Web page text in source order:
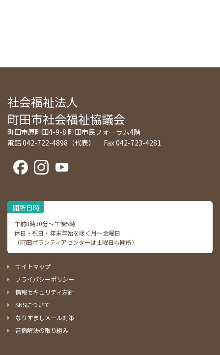
社会福祉法人
町田市社会福祉協議会
町田市原町田4-9-8 町田市民フォーラム4階
電話 042-722-4898（代表） Fax 042-723-4281
開所日時
午前8時30分～午後5時
休日・祝日・年末年始を除く月～金曜日
（町田ボランティアセンターは土曜日も開所）
サイトマップ
プライバシーポリシー
情報セキュリティ方針
SNSについて
なりすましメール対策
苦情解決の取り組み